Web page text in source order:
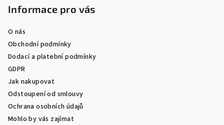
Informace pro vás
O nás
Obchodní podmínky
Dodací a platební podmínky
GDPR
Jak nakupovat
Odstoupení od smlouvy
Ochrana osobních údajů
Mohlo by vás zajímat